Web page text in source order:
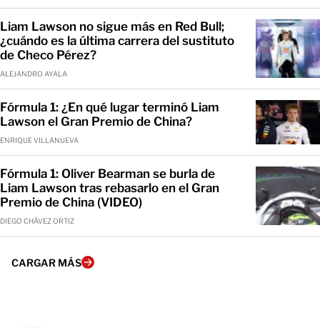
Liam Lawson no sigue más en Red Bull;
¿cuándo es la última carrera del sustituto
de Checo Pérez?
ALEJANDRO AYALA
Fórmula 1: ¿En qué lugar terminó Liam
Lawson el Gran Premio de China?
ENRIQUE VILLANUEVA
Fórmula 1: Oliver Bearman se burla de
Liam Lawson tras rebasarlo en el Gran
Premio de China (VIDEO)
DIEGO CHÁVEZ ORTIZ
CARGAR MÁS